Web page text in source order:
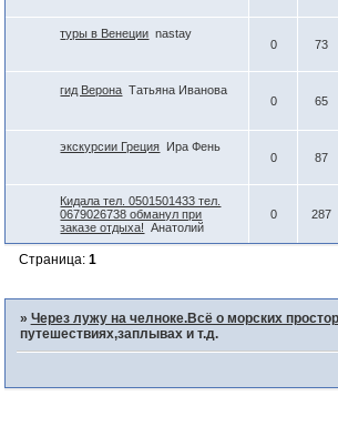
туры в Венеции nastay
0
73
гид Верона Татьяна Иванова
0
65
экскурсии Греция Ира Фень
0
87
Кидала тел. 0501501433 тел.
0679026738 обманул при
заказе отдыха!
Анатолий
0 287
Страница: 1
» Через лужу на челноке.Всё о морских
путешествиях,заплывах и т.д.